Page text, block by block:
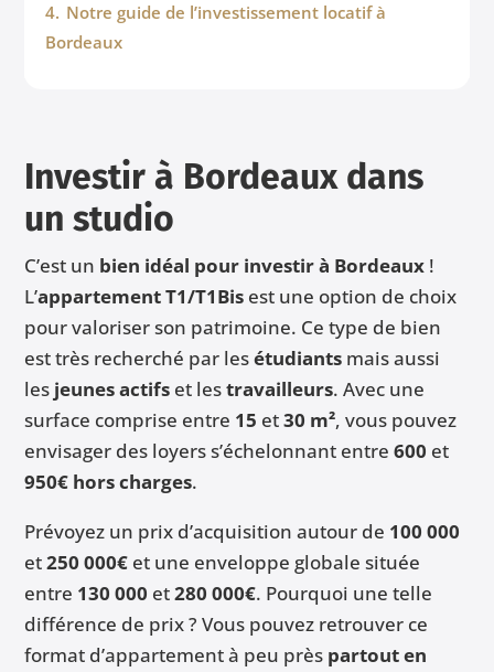
4. Notre guide de l’investissement locatif à
Bordeaux
Investir à Bordeaux dans
un studio
C’est un bien idéal pour investir à Bordeaux !
L’appartement T1/T1Bis est une option de choix
pour valoriser son patrimoine. Ce type de bien
est très recherché par lesétudiants mais aussi
les jeunes actifs et lestravailleurs. Avec une
surface comprise entre 15 et30 m², vous pouvez
envisager des loyers s’échelonnant entre600 et
950€ hors charges.
Prévoyez un prix d’acquisition autour de 100 000
et250 000€ et une enveloppe globale située
entre 130 000 et280 000€. Pourquoi une telle
différence de prix ? Vous pouvez retrouver ce
format d’appartement à peu près partout en